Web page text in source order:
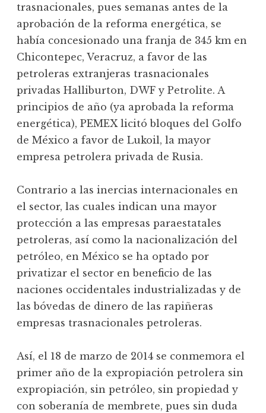
trasnacionales, pues semanas antes de la
aprobación de la reforma energética, se
había concesionado una franja de 345 km en
Chicontepec, Veracruz, a favor de las
petroleras extranjeras trasnacionales
privadas Halliburton, DWF y Petrolite. A
principios de año (ya aprobada la reforma
energética), PEMEX licitó bloques del Golfo
de México a favor de Lukoil, la mayor
empresa petrolera privada de Rusia.
Contrario a las inercias internacionales en
el sector, las cuales indican una mayor
protección a las empresas paraestatales
petroleras, así como la nacionalización del
petróleo, en México se ha optado por
privatizar el sector en beneficio de las
naciones occidentales industrializadas y de
las bóvedas de dinero de las rapiñeras
empresas trasnacionales petroleras.
Así, el 18 de marzo de 2014 se conmemora el
primer año de la expropiación petrolera sin
expropiación, sin petróleo, sin propiedad y
con soberanía de membrete, pues sin duda